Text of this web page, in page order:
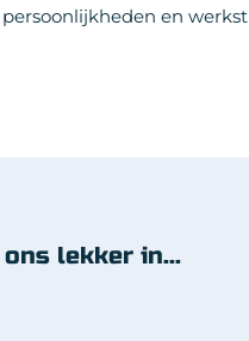
en werkst
lekker in...